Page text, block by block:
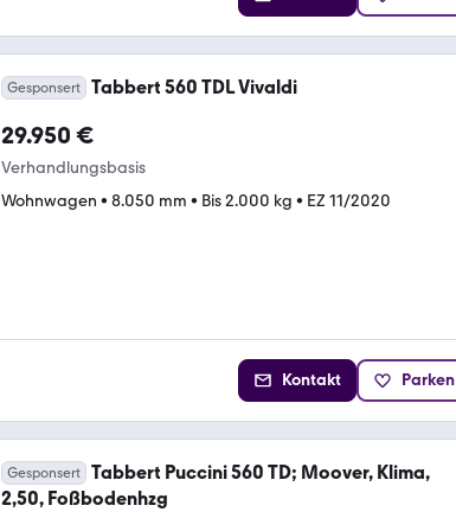
Gesponsert Tabbert 560 TDL Vivaldi
29.950 €
Verhandlungsbasis
Wohnwagen • 8.050 mm • Bis 2.000 kg • EZ 11/2020
Kontakt Parken
Gesponsert
Tabbert Puccini 560 TD; Moover, Klima,
2,50, Foßbodenhzg